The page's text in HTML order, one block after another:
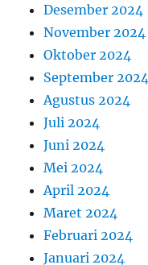
Desember 2024
November 2024
Oktober 2024
September 2024
Agustus 2024
Juli 2024
Juni 2024
Mei 2024
April 2024
Maret 2024
Februari 2024
Januari 2024